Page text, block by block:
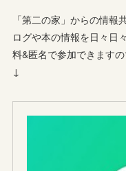
「第二の家」からの情
ログや本の情報を日々日
料&匿名で参加できます
↓